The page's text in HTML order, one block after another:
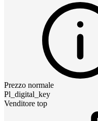
Prezzo normale
Pl_digital_key
Venditore top